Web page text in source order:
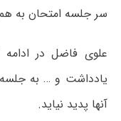
سر جلسه امتحان به
علوی فاضل در ادامه
یادداشت و … به جلسه
آنها پدید نیاید.